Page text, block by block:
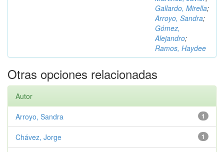
Gallardo, Mirella;
Arroyo, Sandra;
Gómez,
Alejandro;
Ramos, Haydee
Otras opciones relacionadas
Autor
1
Arroyo, Sandra
1
Chávez, Jorge